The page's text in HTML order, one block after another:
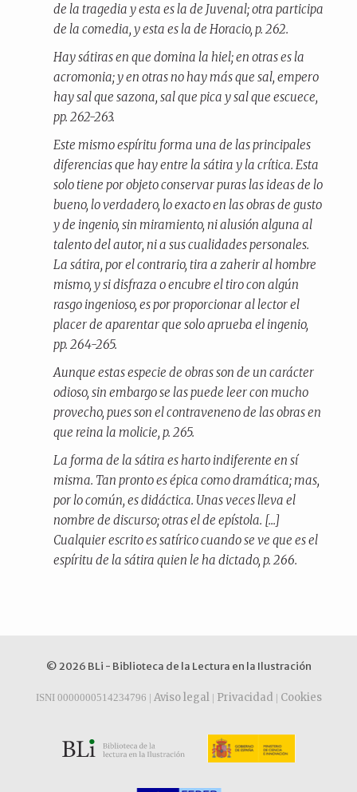
de la tragedia y esta es la de Juvenal; otra participa
de la comedia, y esta es la de Horacio, p. 262.
Hay sátiras en que domina la hiel; en otras es la
acromonia; y en otras no hay más que sal, empero
hay sal que sazona, sal que pica y sal que escuece,
pp. 262-263.
Este mismo espíritu forma una de las principales
diferencias que hay entre la sátira y lacrítica. Esta
solo tiene por objeto conservar puras las ideas de lo
bueno, lo verdadero, lo exacto en las obras de gusto
y de ingenio, sin miramiento, ni alusión alguna al
talento del autor, ni a sus cualidades personales.
La sátira, por el contrario, tira a zaherir al hombre
mismo, y si disfraza o encubre el tiro con algún
rasgo ingenioso, es por proporcionar al lector el
placer de aparentar que solo aprueba el ingenio,
pp. 264-265.
Aunque estas especie de obras son de un carácter
odioso, sin embargo se las puede leer con mucho
provecho, pues son el contraveneno de las obras en
que reina la molicie, p. 265.
La forma de la sátira es harto indiferente en sí
misma. Tan pronto es épica como dramática; mas,
por lo común, es didáctica. Unas veces lleva el
nombre dediscurso; otras el deepístola. [...]
Cualquier escrito es satírico cuando se ve que es el
espíritu de la sátira quien le ha dictado, p. 266.
© 2026 BLi - Biblioteca de la Lectura en la Ilustración
ISNI 0000000514234796 | Aviso legal | Privacidad | Cookies